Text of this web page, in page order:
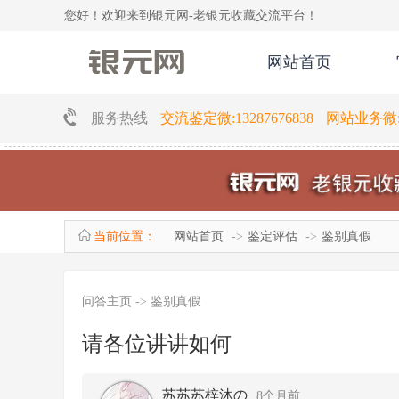
您好！欢迎来到银元网-老银元收藏交流平台！
网站首页
服务热线 交流鉴定微:13287676838 网站业务微
当前位置： 网站首页 鉴定评估 鉴别真假
问答主页 -> 鉴别真假
请各位讲讲如何
苏苏苏梓沐の 8个月前